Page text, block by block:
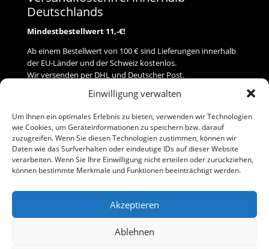
Einwilligung verwalten
Um Ihnen ein optimales Erlebnis zu bieten, verwenden wir Technologien
wie Cookies, um Geräteinformationen zu speichern bzw. darauf
zuzugreifen. Wenn Sie diesen Technologien zustimmen, können wir
Daten wie das Surfverhalten oder eindeutige IDs auf dieser Website
verarbeiten. Wenn Sie Ihre Einwilligung nicht erteilen oder zurückziehen,
können bestimmte Merkmale und Funktionen beeinträchtigt werden.
Akzeptieren
Ablehnen
Deutschlands
Mindestbestellwert 11,-€!
Ab einem Bestellwert von 100 € sind Lieferungen innerhalb
der EU-Länder und der Schweiz kostenlos.
Wir versenden per DHL und Deutscher Post.
Versand
Zahlung
Baumann Modellspielwaren
Telefon (0 91 61) 33 84